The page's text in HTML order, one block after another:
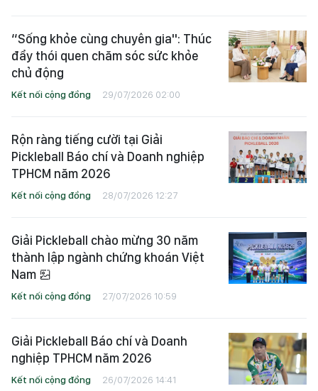
“Sống khỏe cùng chuyên gia": Thúc
đẩy thói quen chăm sóc sức khỏe
chủ động
Kết nối cộng đồng 29/07/2026 02:00
Rộn ràng tiếng cười tại Giải
Pickleball Báo chí và Doanh nghiệp
TPHCM năm 2026
Kết nối cộng đồng 28/07/2026 12:27
Giải Pickleball chào mừng 30 năm
thành lập ngành chứng khoán Việt
Nam
Kết nối cộng đồng 27/07/2026 10:59
Giải Pickleball Báo chí và Doanh
nghiệp TPHCM năm 2026
Kết nối cộng đồng 26/07/2026 14:41